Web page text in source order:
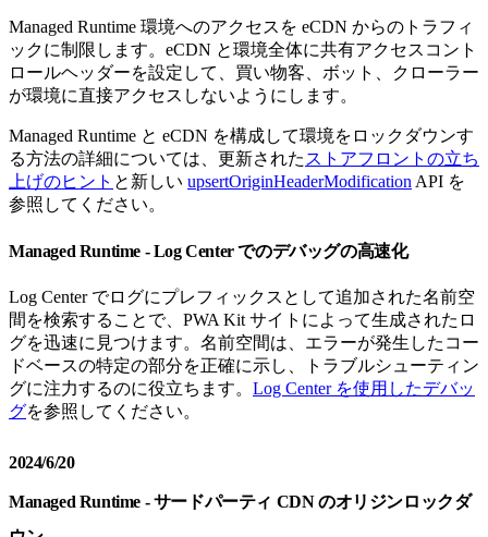
Managed Runtime 環境へのアクセスを eCDN からのトラフィ
ックに制限します。eCDN と環境全体に共有アクセスコント
ロールヘッダーを設定して、買い物客、ボット、クローラー
が環境に直接アクセスしないようにします。
Managed Runtime と eCDN を構成して環境をロックダウンす
る方法の詳細については、更新された ストアフロントの立ち
上げのヒント と新しい upsertOriginHeaderModification API を
参照してください。
Managed Runtime - Log Center でのデバッグの高速化
Log Center でログにプレフィックスとして追加された名前空
間を検索することで、PWA Kit サイトによって生成されたロ
グを迅速に見つけます。名前空間は、エラーが発生したコー
ドベースの特定の部分を正確に示し、トラブルシューティン
グに注力するのに役立ちます。 Log Center を使用したデバッ
グを参照してください。
2024/6/20
Managed Runtime - サードパーティ CDN のオリジンロックダ